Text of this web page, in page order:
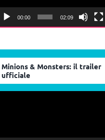
00:00 02:09
Minions & Monsters: il trailer
ufficiale